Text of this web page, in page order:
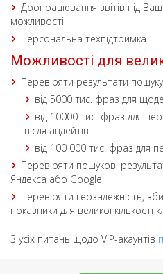
Доопрацювання звітів під
можливості
Персональна техпідтримка
Можливості для
Перевіряти результати
від 5000 тис. фраз для
від 10000 тис. фраз для
після апдейтів
від 100 000 тис. фраз для
Перевіряти пошукові
Яндекса або Google
Перевіряти геозалежність,
показники для великої
З усіх питань щодо VIP-акаунтів